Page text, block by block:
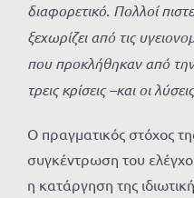
διαφορετικό. Πολλοί
ξεχωρίζει από τις
που προκλήθηκαν από
τρεις κρίσεις –και οι
Ο πραγματικός στόχος
συγκέντρωση του
η κατάργηση της